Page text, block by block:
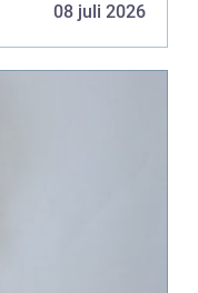
08 juli 2026